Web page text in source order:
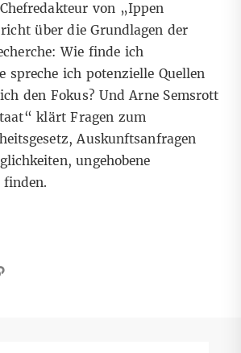
von „Ippen
über die Grundlagen der
Wie finde ich
spreche ich potenzielle Quellen
den Fokus?Und Arne Semsrott
klärt Fragen zum
Auskunftsanfragen
ungehobene
finden.